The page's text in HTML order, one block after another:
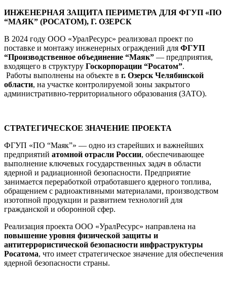
ИНЖЕНЕРНАЯ ЗАЩИТА ПЕРИМЕТРА ДЛЯ ФГУП «ПО
“МАЯК” (РОСАТОМ), Г. ОЗЕРСК
В 2024 году ООО «УралРесурс» реализовал проект по
поставке и монтажу инженерных ограждений для ФГУП
“Производственное объединение “Маяк” — предприятия,
входящего в структуру Госкорпорации “Росатом”.
Работы выполнены на объекте в г. Озерск Челябинской
области, на участке контролируемой зоны закрытого
административно-территориального образования (ЗАТО).
СТРАТЕГИЧЕСКОЕ ЗНАЧЕНИЕ ПРОЕКТА
ФГУП «ПО “Маяк”» — одно из старейших и важнейших
предприятий атомной отрасли России, обеспечивающее
выполнение ключевых государственных задач в области
ядерной и радиационной безопасности. Предприятие
занимается переработкой отработавшего ядерного топлива,
обращением с радиоактивными материалами, производством
изотопной продукции и развитием технологий для
гражданской и оборонной сфер.
Реализация проекта ООО «УралРесурс» направлена на
повышение уровня физической защиты и
антитеррористической безопасности инфраструктуры
Росатома, что имеет стратегическое значение для обеспечения
ядерной безопасности страны.